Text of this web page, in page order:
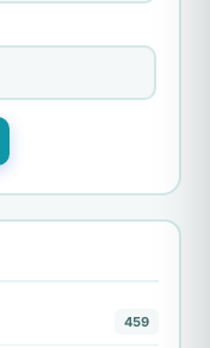
459